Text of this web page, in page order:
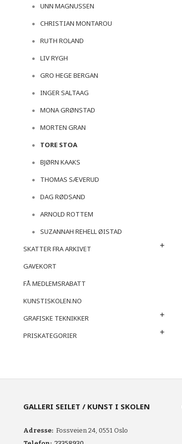
UNN MAGNUSSEN
CHRISTIAN MONTAROU
RUTH ROLAND
LIV RYGH
GRO HEGE BERGAN
INGER SALTAAG
MONA GRØNSTAD
MORTEN GRAN
TORE STOA
BJØRN KAAKS
THOMAS SÆVERUD
DAG RØDSAND
ARNOLD ROTTEM
SUZANNAH REHELL ØISTAD
SKATTER FRA ARKIVET
GAVEKORT
FÅ MEDLEMSRABATT
KUNSTISKOLEN.NO
GRAFISKE TEKNIKKER
PRISKATEGORIER
GALLERI SEILET / KUNST I SKOLEN
Adresse: Fossveien 24, 0551 Oslo